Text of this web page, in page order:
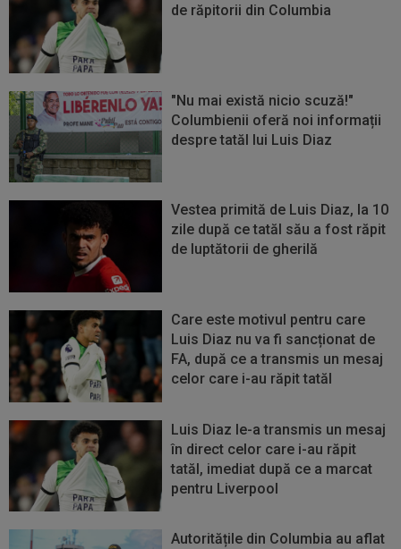
de răpitorii din Columbia
"Nu mai există nicio scuză!"
Columbienii oferă noi informații
despre tatăl lui Luis Diaz
Vestea primită de Luis Diaz, la 10
zile după ce tatăl său a fost răpit
de luptătorii de gherilă
Care este motivul pentru care
Luis Diaz nu va fi sancționat de
FA, după ce a transmis un mesaj
celor care i-au răpit tatăl
Luis Diaz le-a transmis un mesaj
în direct celor care i-au răpit
tatăl, imediat după ce a marcat
pentru Liverpool
Autoritățile din Columbia au aflat